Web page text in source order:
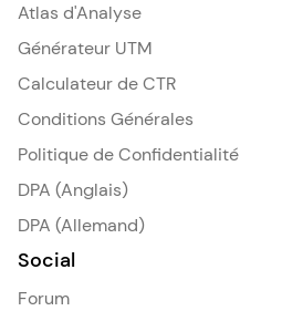
Atlas d'Analyse
Générateur UTM
Calculateur de CTR
Conditions Générales
Politique de Confidentialité
DPA (Anglais)
DPA (Allemand)
Social
Forum